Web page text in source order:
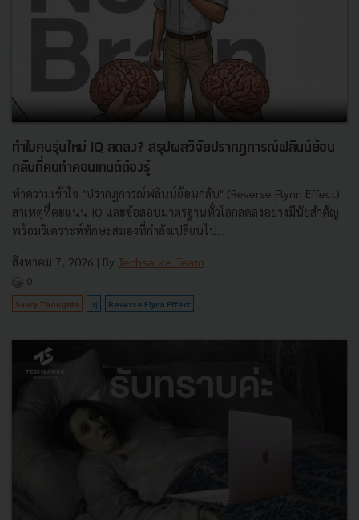
ทำไมคนรุ่นใหม่ IQ ลดลง? สรุปผลวิจัยปรากฏการณ์ฟลินน์ย้อน
กลับที่คนทำคอนเทนต์ต้องรู้
ทำความเข้าใจ "ปรากฏการณ์ฟลินน์ย้อนกลับ" (Reverse Flynn Effect)
สาเหตุที่คะแนน IQ และข้อสอบมาตรฐานทั่วโลกลดลงอย่างมีนัยสำคัญ
พร้อมวิเคราะห์ทักษะสมองที่กำลังเปลี่ยนไป...
สิงหาคม 7, 2026 | By Techsauce Team
0
Saucy Thoughts iq Reverse Flynn Effect